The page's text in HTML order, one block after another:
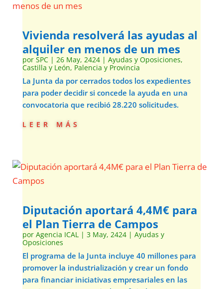
Vivienda resolverá las ayudas al
alquiler en menos de un mes
por SPC| 26 May, 2424| Ayudas y Oposiciones,
Castilla y León, Palencia y Provincia
La Junta da por cerrados todos los expedientes
para poder decidir si concede la ayuda en una
convocatoria que recibió 28.220 solicitudes.
leer más
Diputación aportará 4,4M€ para
el Plan Tierra de Campos
por Agencia ICAL| 3 May, 2424| Ayudas y
Oposiciones
El programa de la Junta incluye 40 millones para
promover la industrialización y crear un fondo
para financiar iniciativas empresariales en las